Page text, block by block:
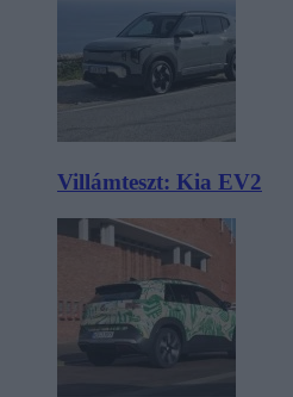
Villámteszt: Kia EV2